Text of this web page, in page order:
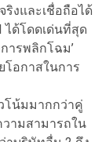
ริงและเชื่อถือได้
ได้โดดเด่นที่สุด
ารพลิกโฉม’
โอกาสในการ
โน้มมากกว่าคู่
วามสามารถใน